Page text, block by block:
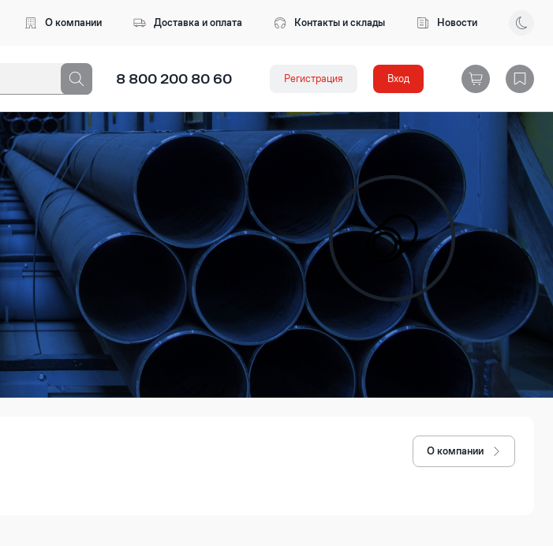
О компании Доставка и оплата Контакты и склады Новости
8 800 200 80 60 Регистрация Вход
О компании